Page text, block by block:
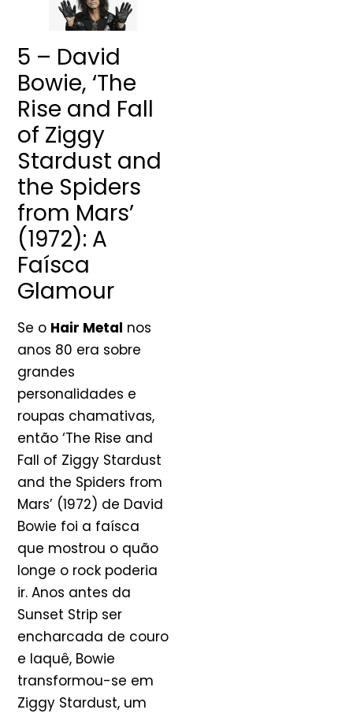
5 – David
Bowie, ‘The
Rise and Fall
of Ziggy
Stardust and
the Spiders
from Mars’
(1972): A
Faísca
Glamour
Se o Hair Metal nos
anos 80 era sobre
grandes
personalidades e
roupas chamativas,
então ‘The Rise and
Fall of Ziggy Stardust
and the Spiders from
Mars’ (1972) de David
Bowie foi a faísca
que mostrou o quão
longe o rock poderia
ir. Anos antes da
Sunset Strip ser
encharcada de couro
e laquê, Bowie
transformou-se em
Ziggy Stardust, um